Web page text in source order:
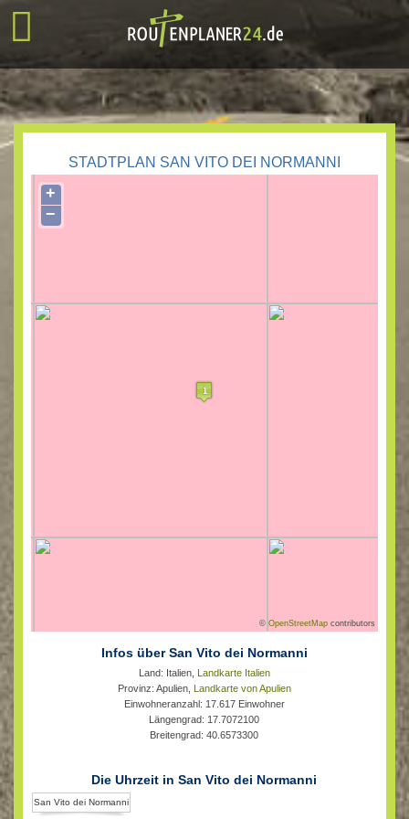
STADTPLAN SAN VITO DEI NORMANNI
+
−
©OpenStreetMap contributors
Infos über San Vito dei Normanni
Land: Italien, Landkarte Italien
Provinz: Apulien, Landkarte von Apulien
Einwohneranzahl: 17.617 Einwohner
Längengrad: 17.7072100
Breitengrad: 40.6573300
Die Uhrzeit in San Vito dei Normanni
San Vito dei Normanni